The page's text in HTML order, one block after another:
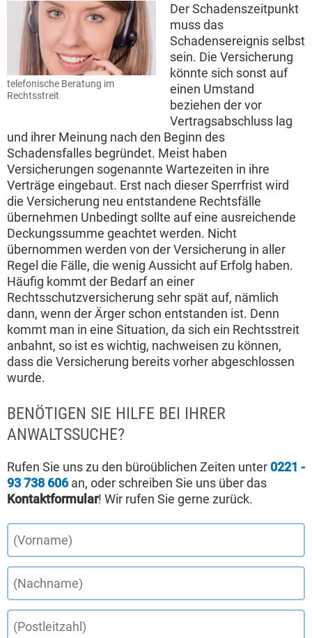
telefonische Beratung im
Rechtsstreit
Der Schadenszeitpunkt
muss das
Schadensereignis selbst
sein. Die Versicherung
könnte sich sonst auf
einen Umstand
beziehen der vor
Vertragsabschluss lag
und ihrer Meinung nach den Beginn des
Schadensfalles begründet. Meist haben
Versicherungen sogenannte Wartezeiten in ihre
Verträge eingebaut. Erst nach dieser Sperrfrist wird
die Versicherung neu entstandene Rechtsfälle
übernehmen Unbedingt sollte auf eine ausreichende
Deckungssumme geachtet werden. Nicht
übernommen werden von der Versicherung in aller
Regel die Fälle, die wenig Aussicht auf Erfolg haben.
Häufig kommt der Bedarf an einer
Rechtsschutzversicherung sehr spät auf, nämlich
dann, wenn der Ärger schon entstanden ist. Denn
kommt man in eine Situation, da sich ein Rechtsstreit
anbahnt, so ist es wichtig, nachweisen zu können,
dass die Versicherung bereits vorher abgeschlossen
wurde.
BENÖTIGEN SIE HILFE BEI IHRER
ANWALTSSUCHE?
Rufen Sie uns zu den büroüblichen Zeiten unter 0221 -
93 738 606an, oder schreiben Sie uns über das
Kontaktformular! Wir rufen Sie gerne zurück.